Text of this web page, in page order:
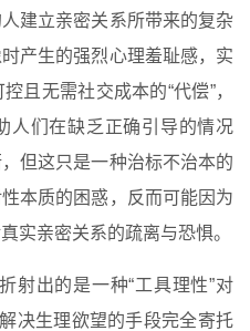
建立亲密关系所带来的复杂
产生的强烈心理羞耻感，实
且无需社交成本的“代偿”，
人们在缺乏正确引导的情况
但这只是一种治标不治本的
本质的困惑，反而可能因为
实亲密关系的疏离与恐惧。
射出的是一种“工具理性”对
决生理欲望的手段完全寄托